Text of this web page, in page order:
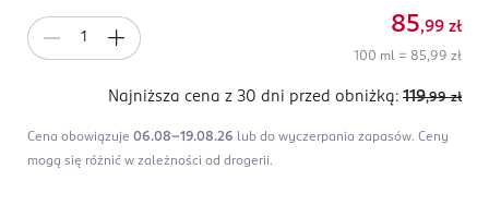
85,99 zł
100 ml = 85,99 zł
Najniższa cena z 30 dni przed obniżką: 119,99 zł
Cena obowiązuje 06.08-19.08.26 lub do wyczerpania zapasów. Ceny
mogą się różnić w zależności od drogerii.